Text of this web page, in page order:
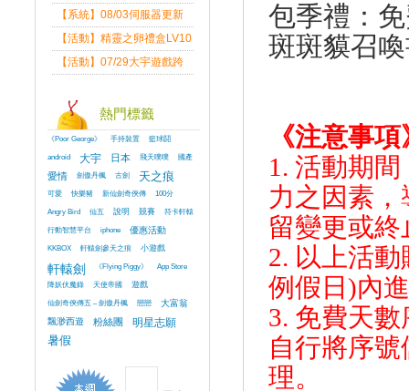
送
【系統】08/03伺服器更新
維護公告
【活動】精靈之卵禮盒LV10
限量發送中
【活動】07/29大宇遊戲跨
熱門標籤
《Poor George》 手持裝置
籃球鬪
android
大宇 日本 飛天噗噗 國產
愛情 劍傲丹楓 古劍 天之痕
可愛 快樂豬 新仙劍奇俠傳
100分
Angry Bird
仙五 說明 競賽
符卡軒轅
行動智慧平台
iphone 優惠活動
KKBOX 軒轅劍參天之痕 小遊戲
軒轅劍 《Flying Piggy》
App Store
降妖伏魔錄
天使帝國
遊戲
仙劍奇俠傳五 – 劍傲丹楓
戀戀
大富翁
飄渺西遊
粉絲團 明星志願
暑假
包季禮：
斑斑貘召
《注意事項
1. 活動期
力之因素
留變更或
2. 以上活
例假日)內
3. 免費天
自行將序
理。